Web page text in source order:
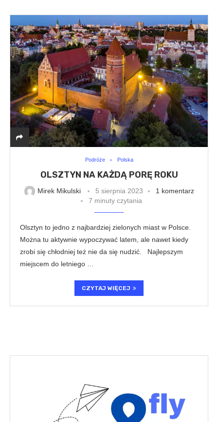
Podróże Polska
OLSZTYN NA KAŻDĄ PORĘ ROKU
Mirek Mikulski 5 sierpnia 2023
1 komentarz
7 minuty czytania
Olsztyn to jedno z najbardziej zielonych miast w Polsce.
Można tu aktywnie wypoczywać latem, ale nawet kiedy
zrobi się chłodniej też nie da się nudzić. Najlepszym
miejscem do letniego …
CZYTAJ WIĘCEJ